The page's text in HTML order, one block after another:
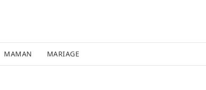
MAMAN MARIAGE